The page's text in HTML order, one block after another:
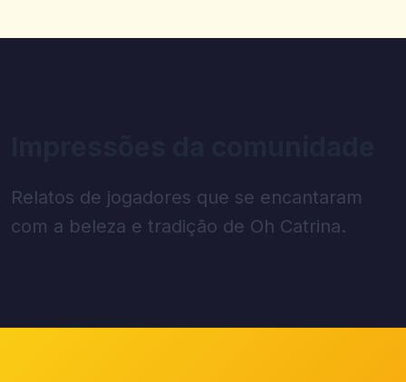
Relatos de jogadores que se encantaram
com a beleza e tradição de Oh Catrina.